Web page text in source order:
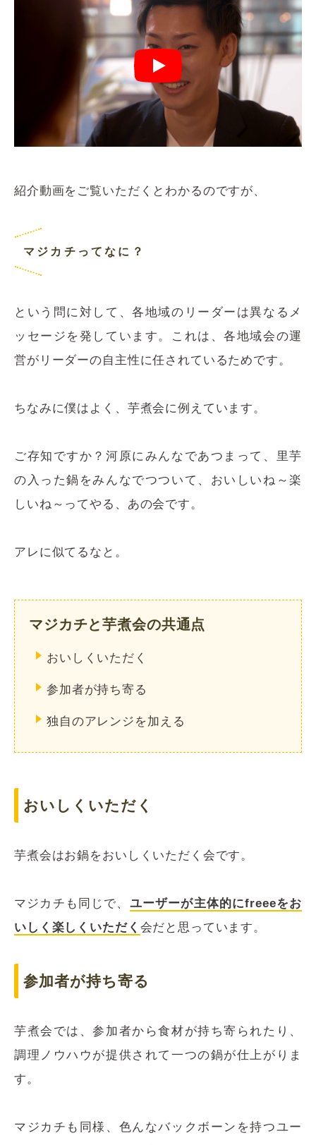
紹介動画をご覧いただくとわかるのですが、
マジカチってなに？
という問に対して、各地域のリーダーは異なるメ
ッセージを発しています。これは、各地域会の運
営がリーダーの自主性に任されているためです。
ちなみに僕はよく、芋煮会に例えています。
ご存知ですか？河原にみんなであつまって、里芋
の入った鍋をみんなでつついて、おいしいね～楽
しいね～ってやる、あの会です。
アレに似てるなと。
マジカチと芋煮会の共通点
おいしくいただく
参加者が持ち寄る
独自のアレンジを加える
おいしくいただく
芋煮会はお鍋をおいしくいただく会です。
マジカチも同じで、 ユーザーが主体的にfreeeをお
いしく楽しくいただく 会だと思っています。
参加者が持ち寄る
芋煮会では、参加者から食材が持ち寄られたり、
調理ノウハウが提供されて一つの鍋が仕上がりま
す。
マジカチも同様、色んなバックボーンを持つユー